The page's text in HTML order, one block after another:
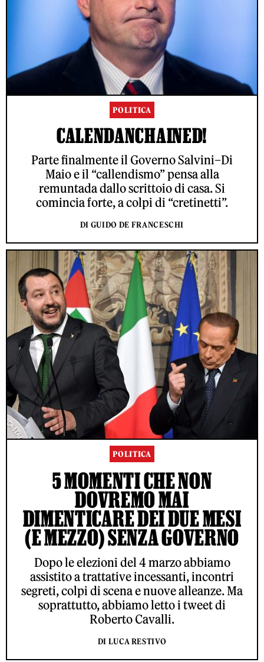
POLITICA
CALENDANCHAINED!
Parte finalmente il Governo Salvini–Di
Maio e il “callendismo” pensa alla
remuntada dallo scrittoio di casa. Si
comincia forte, a colpi di “cretinetti”.
DI GUIDO DE FRANCESCHI
POLITICA
5 MOMENTI CHE NON
DOVREMO MAI
DIMENTICARE DEI DUE MESI
(E MEZZO) SENZA GOVERNO
Dopo le elezioni del 4 marzo abbiamo
assistito a trattative incessanti, incontri
segreti, colpi di scena e nuove alleanze. Ma
soprattutto, abbiamo letto i tweet di
Roberto Cavalli.
DI LUCA RESTIVO